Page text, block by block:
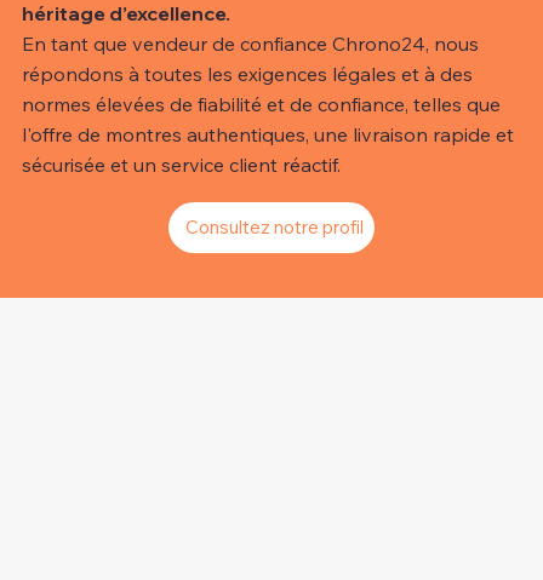
héritage d’excellence.
En tant que vendeur de confiance Chrono24, nous
répondons à toutes les exigences légales et à des
normes élevées de fiabilité et de confiance, telles que
l'offre de montres authentiques, une livraison rapide et
sécurisée et un service client réactif.
Consultez notre profil